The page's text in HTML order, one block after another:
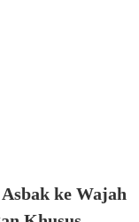
ke Wajah